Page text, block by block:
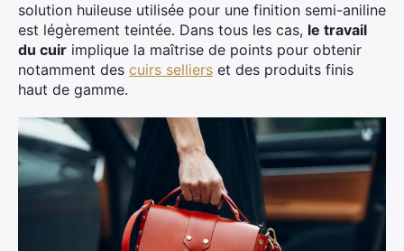
solution huileuse utilisée pour une finition semi-aniline
est légèrement teintée. Dans tous les cas, le travail
du cuir implique la maîtrise de points pour obtenir
notamment des cuirs selliers et des produits finis
haut de gamme.